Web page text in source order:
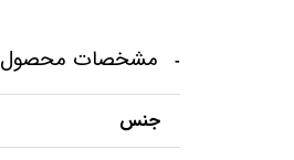
مشخصات محصول
جنس